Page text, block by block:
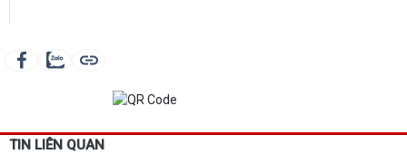
TIN LIÊN QUAN